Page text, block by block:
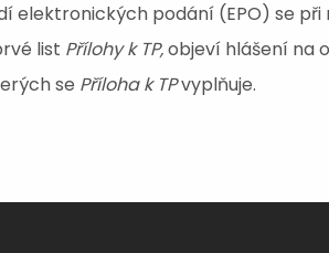
elektronických podání (EPO) se při
list Přílohy k TP,objeví hlášení na
se Příloha k TPvyplňuje.